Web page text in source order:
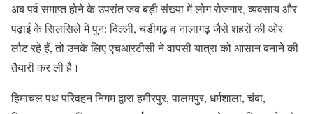
अब पर्व समाप्त होने के उपरांत जब बड़ी संख्या में लोग रोजगार, व्यवसाय और
पढ़ाई के सिलसिले में पुन: दिल्ली, चंडीगढ़ व नालागढ़ जैसे शहरों की ओर
लौट रहे हैं, तो उनके लिए एचआरटीसी ने वापसी यात्रा को आसान बनाने की
तैयारी कर ली है।
हिमाचल पथ परिवहन निगम द्वारा हमीरपुर, पालमपुर, धर्मशाला, चंबा,